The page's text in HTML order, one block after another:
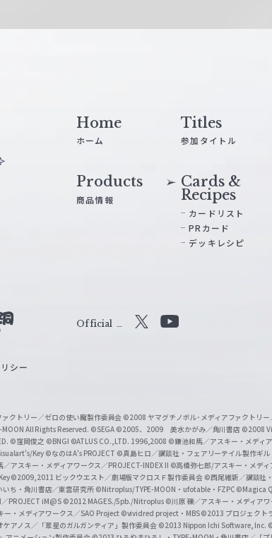
Home
ホーム
Titles
参加タイトル
Products
商品情報
Cards &
Recipes
カードリスト
PRカード
デッキレシピ
Official
Y
b
e
O
f
f
i
シー
クトリー／ゼロの使い魔製作委員会 ©2008 ヤマグチノボル･メディアファクトリ
All Rights Reserved. ©SEGA ©2005、2009 美水かがみ／角川書店 ©2008
©窪岡俊之 ©BNGI ©ATLUS CO.,LTD. 1996,2008 ©鎌池和馬／アスキー・メディ
Key ©なのはA's PROJECT ©真島ヒロ／講談社・フェアリーテイル製作ギ
アスキー・メディアワークス／PROJECT-INDEX II ©高橋弥七郎/アスキー・メデ
©2009,2011 ビックウエスト／劇場版マクロスＦ製作委員会 ©西尾維新／講談社
ち・角川書店／東雲研究所 ©Nitroplus/TYPE-MOON・ufotable・FZPC ©Magica
PROJECT iM@S ©2012 MAGES./5pb./Nitroplus ©川原 礫／アスキー・メディア
ー・メディアワークス／SAO Project ©vividred project・MBS ©2013 プロジェクト
ケアノス／「翠星のガルガンティア」製作委員会 ©2013 Nippon Ichi Software, Inc.